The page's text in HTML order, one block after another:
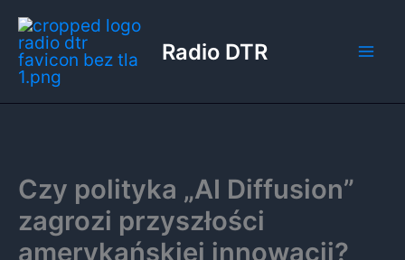
Przejdź
do
treści
Radio DTR
Czy polityka „AI Diffusion”
zagrozi przyszłości
amerykańskiej innowacji?